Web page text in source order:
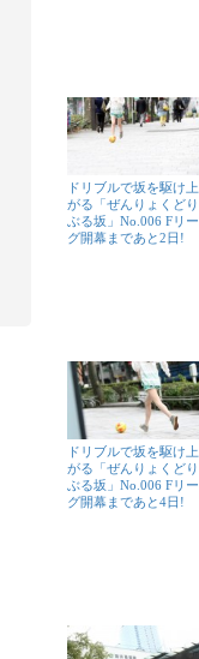
ドリブルで坂を駆け上
がる「ぜんりょくどり
ぶる坂」No.006 Fリー
グ開幕まであと2日!
ドリブルで坂を駆け上
がる「ぜんりょくどり
ぶる坂」No.006 Fリー
グ開幕まであと4日!